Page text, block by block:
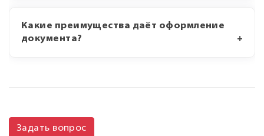
Какие преимущества даёт оформление
документа?
Задать вопрос